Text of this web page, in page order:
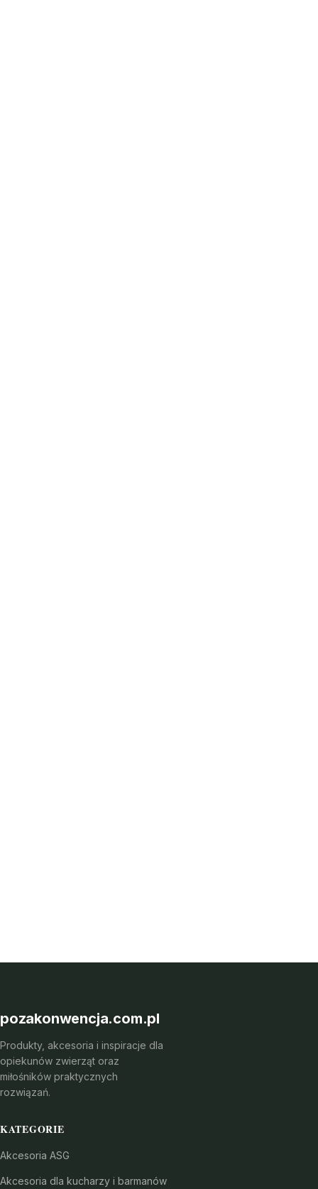
pozakonwencja.com.pl
Produkty, akcesoria i inspiracje dla
opiekunów zwierząt oraz
miłośników praktycznych
rozwiązań.
KATEGORIE
Akcesoria ASG
Akcesoria dla kucharzy i barmanów